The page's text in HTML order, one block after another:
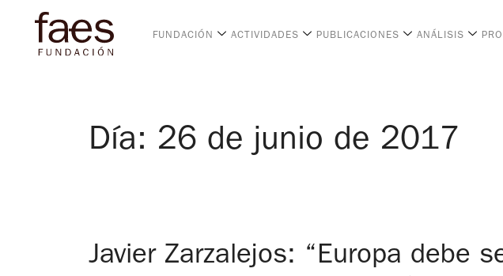
FUNDACIÓN ACTIVIDADES PUBLICACIONES ANÁLISIS
Día: 26 de junio de 2017
Javier Zarzalejos: “Europa debe